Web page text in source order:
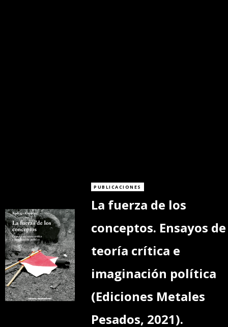
PUBLICACIONES
La fuerza de los
conceptos. Ensayos de
teoría crítica e
imaginación política
(Ediciones Metales
Pesados, 2021).